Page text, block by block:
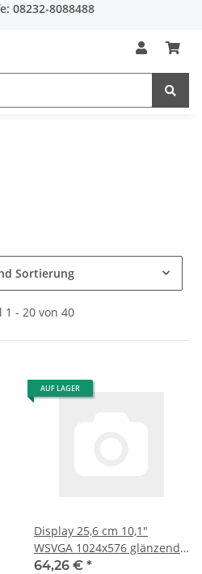
08232-8088488
Sortierung
1 - 20 von 40
AUF LAGER
Display 25,6 cm 10,1"
WSVGA 1024x576 glänzend
LED
64,26 € *